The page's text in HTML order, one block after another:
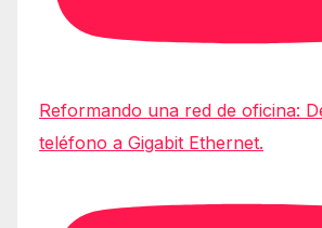
Reformando una red de oficina:
teléfono a Gigabit Ethernet.